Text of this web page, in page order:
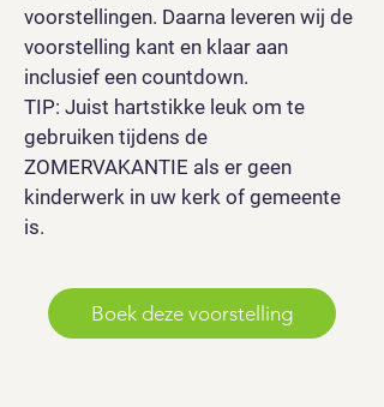
voorstellingen. Daarna leveren wij de
voorstelling kant en klaar aan
inclusief een countdown.
TIP: Juist hartstikke leuk om te
gebruiken tijdens de
ZOMERVAKANTIE als er geen
kinderwerk in uw kerk of gemeente
is.
Boek deze voorstelling